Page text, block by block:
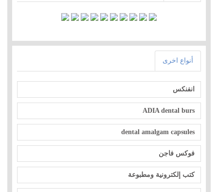
أنواع اخرى
انفنكس
ADIA dental burs
dental amalgam capsules
فوكس فاجن
كتب إلكترونية ومطبوعة